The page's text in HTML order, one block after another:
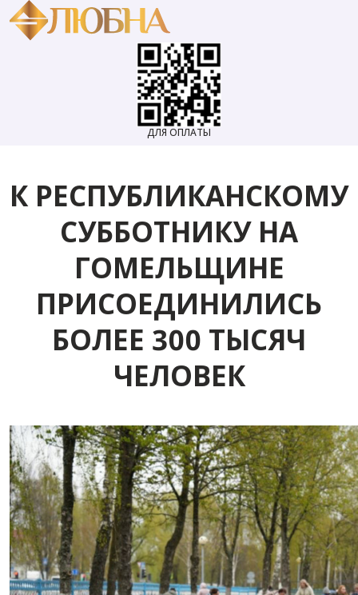
ДЛЯ ОПЛАТЫ
К РЕСПУБЛИКАНСКОМУ
СУББОТНИКУ НА
ГОМЕЛЬЩИНЕ
ПРИСОЕДИНИЛИСЬ
БОЛЕЕ 300 ТЫСЯЧ
ЧЕЛОВЕК